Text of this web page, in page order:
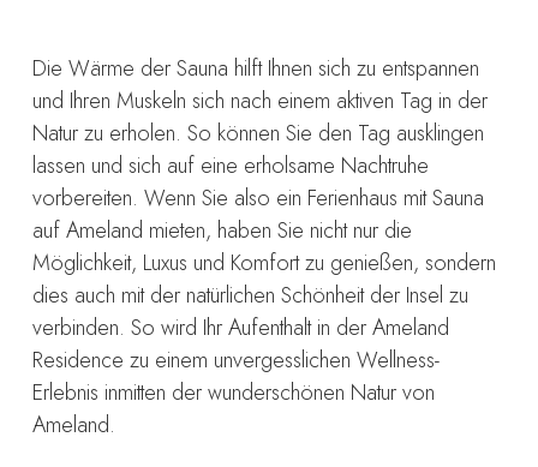
Die Wärme der Sauna hilft Ihnen sich zu entspannen
und Ihren Muskeln sich nach einem aktiven Tag in der
Natur zu erholen. So können Sie den Tag ausklingen
lassen und sich auf eine erholsame Nachtruhe
vorbereiten. Wenn Sie also ein Ferienhaus mit Sauna
auf Ameland mieten, haben Sie nicht nur die
Möglichkeit, Luxus und Komfort zu genießen, sondern
dies auch mit der natürlichen Schönheit der Insel zu
verbinden. So wird Ihr Aufenthalt in der Ameland
Residence zu einem unvergesslichen Wellness-
Erlebnis inmitten der wunderschönen Natur von
Ameland.